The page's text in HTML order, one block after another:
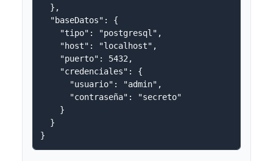
  },
  "baseDatos": {
    "tipo": "postgresql",
    "host": "localhost",
    "puerto": 5432,
    "credenciales": {
      "usuario": "admin",
      "contraseña": "secreto"
    }
  }